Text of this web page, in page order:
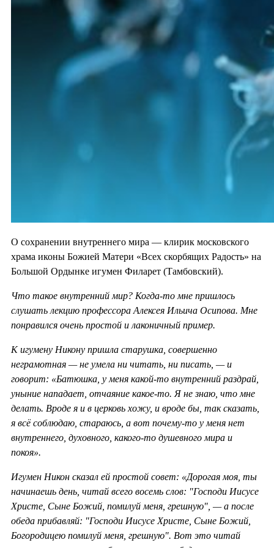
О сохранении внутреннего мира — клирик московского
храма иконы Божией Матери «Всех скорбящих Радость» на
Большой Ордынке игумен Филарет (Тамбовский).
Что такое внутренний мир? Когда-то мне пришлось
слушать лекцию профессора Алексея Ильича Осипова. Мне
понравился очень простой и лаконичный пример.
К игумену Никону пришла старушка, совершенно
неграмотная — не умела ни читать, ни писать, — и
говорит: «Батюшка, у меня какой-то внутренний раздрай,
уныние нападает, отчаяние какое-то. Я не знаю, что мне
делать. Вроде я и в церковь хожу, и вроде бы, так сказать,
я всё соблюдаю, стараюсь, а вот почему-то у меня нет
внутреннего, духовного, какого-то душевного мира и
покоя».
Игумен Никон сказал ей простой совет: «Дорогая моя, ты
начинаешь день, читай всего восемь слов: "Господи Иисусе
Христе, Сыне Божий, помилуй меня, грешную", — а после
обеда прибавляй: "Господи Иисусе Христе, Сыне Божий,
Богородицею помилуй меня, грешную". Вот это читай